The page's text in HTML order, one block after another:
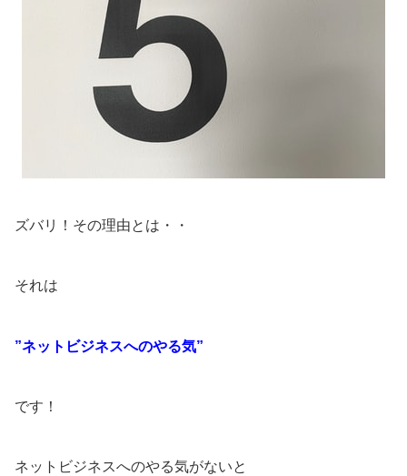
ズバリ！その理由とは・・
それは
”ネットビジネスへのやる気”
です！
ネットビジネスへのやる気がないと